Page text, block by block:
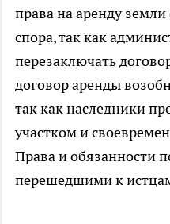
права на аренду
спора, так как
перезаключать
договор аренды
так как наследники
участком и
Права и обязанности
перешедшими к